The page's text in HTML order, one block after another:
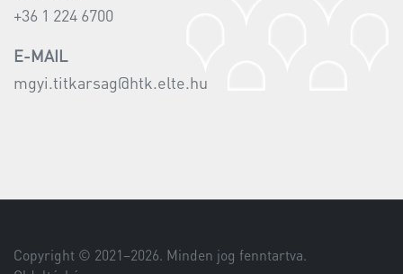
+36 1 224 6700
E-MAIL
mgyi.titkarsag@htk.elte.hu
Copyright © 2021–2026. Minden jog fenntartva.